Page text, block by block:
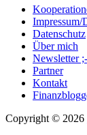
Impressum/
Datenschutz
Über mich
Newsletter
Partner
Kontakt
Copyright © 2026